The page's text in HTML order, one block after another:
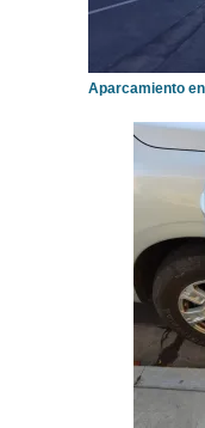
Aparcamiento